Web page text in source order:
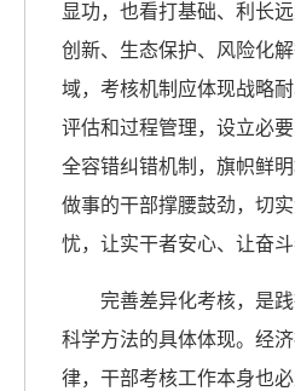
显功，也看打基础、利长
创新、生态保护、风险化
域，考核机制应体现战略
评估和过程管理，设立必
全容错纠错机制，旗帜鲜
做事的干部撑腰鼓劲，切
忧，让实干者安心、让奋斗
完善差异化考核，是
科学方法的具体体现。经
律，干部考核工作本身也